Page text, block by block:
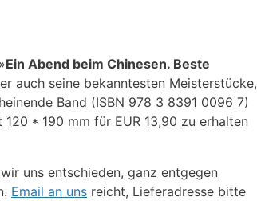
Ein Abend beim Chinesen. Beste
auch seine bekanntesten Meisterstücke,
Band (ISBN 978 3 8391 0096 7)
* 190 mm für EUR 13,90 zu erhalten
uns entschieden, ganz entgegen
Email an uns reicht, Lieferadresse bitte